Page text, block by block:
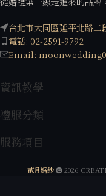
台北市大同區延平北路二
電話: 02-2591-9792
Email:
資訊教學
禮服分類
服務項目
貳月婚紗 2026